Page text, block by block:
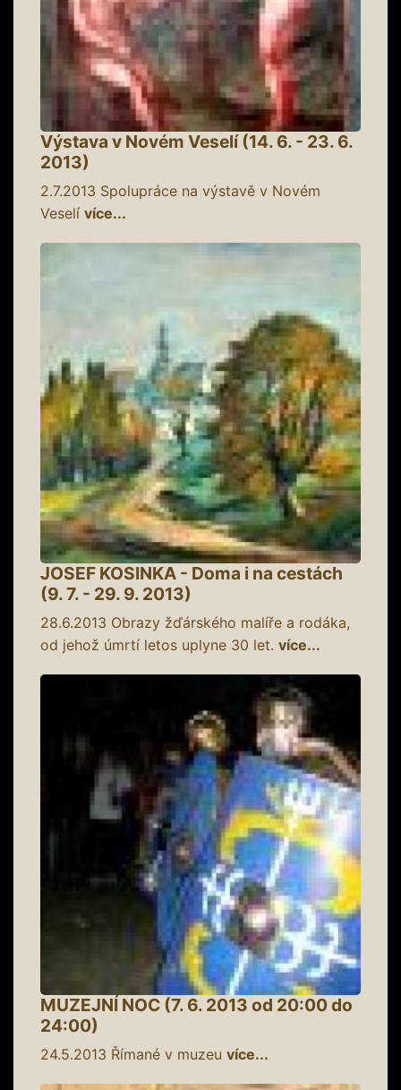
Výstava v Novém Veselí (14. 6. - 23. 6.
2013)
2.7.2013 Spolupráce na výstavě v Novém
Veselí více...
JOSEF KOSINKA - Doma i na cestách
(9. 7. - 29. 9. 2013)
28.6.2013 Obrazy žďárského malíře a rodáka,
od jehož úmrtí letos uplyne 30 let. více...
MUZEJNÍ NOC (7. 6. 2013 od 20:00 do
24:00)
24.5.2013 Římané v muzeu více...